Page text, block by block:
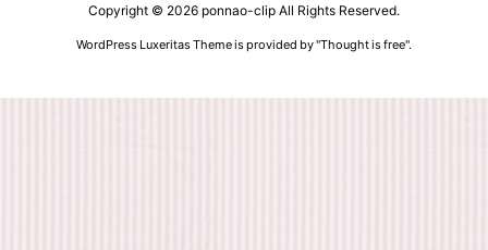
Copyright © 2026 ponnao-clip All Rights Reserved.
WordPress Luxeritas Theme is provided by "Thought is free".